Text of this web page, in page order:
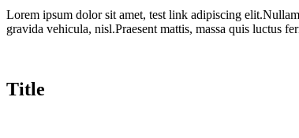
Lorem ipsum dolor sit amet, test link adipiscing
gravida vehicula, nisl.Praesent mattis, massa quis luctus
Title